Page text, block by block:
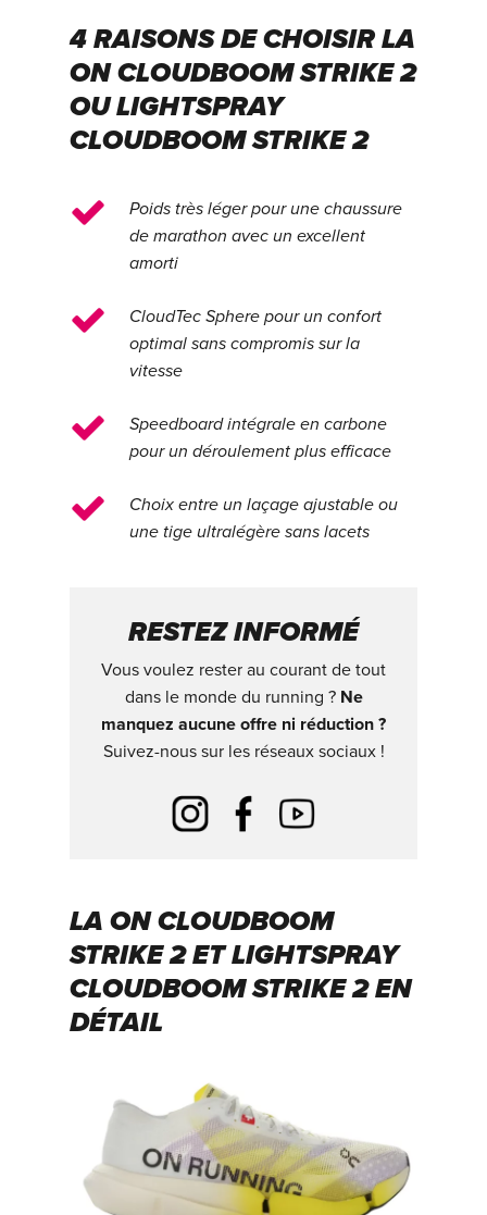
4 RAISONS DE CHOISIR LA
ON CLOUDBOOM STRIKE 2
OU LIGHTSPRAY
CLOUDBOOM STRIKE 2
Poids très léger pour une chaussure
de marathon avec un excellent
amorti
CloudTec Sphere pour un confort
optimal sans compromis sur la
vitesse
Speedboard intégrale en carbone
pour un déroulement plus efficace
Choix entre un laçage ajustable ou
une tige ultralégère sans lacets
RESTEZ INFORMÉ
Vous voulez rester au courant de tout
dans le monde du running ? Ne
manquez aucune offre ni réduction ?
Suivez-nous sur les réseaux sociaux !
LA ON CLOUDBOOM
STRIKE 2 ET LIGHTSPRAY
CLOUDBOOM STRIKE 2 EN
DÉTAIL